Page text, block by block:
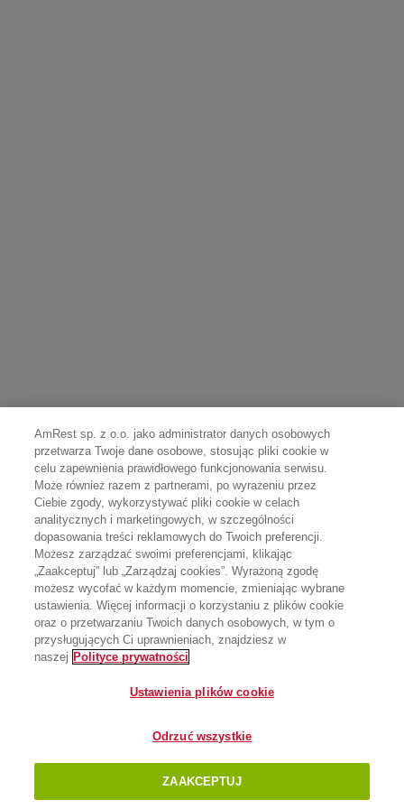
AmRest sp. z o.o. jako administrator danych osobowych
przetwarza Twoje dane osobowe, stosując pliki cookie w
celu zapewnienia prawidłowego funkcjonowania serwisu.
Może również razem z partnerami, po wyrażeniu przez
Ciebie zgody, wykorzystywać pliki cookie w celach
analitycznych i marketingowych, w szczególności
dopasowania treści reklamowych do Twoich preferencji.
Możesz zarządzać swoimi preferencjami, klikając
„Zaakceptuj” lub „Zarządzaj cookies”. Wyrażoną zgodę
możesz wycofać w każdym momencie, zmieniając wybrane
ustawienia. Więcej informacji o korzystaniu z plików cookie
oraz o przetwarzaniu Twoich danych osobowych, w tym o
przysługujących Ci uprawnieniach, znajdziesz w
naszej Polityce prywatności
Ustawienia plików cookie
Odrzuć wszystkie
ZAAKCEPTUJ